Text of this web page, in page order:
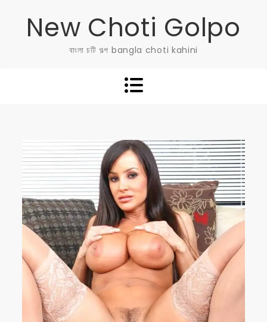
New Choti Golpo
বাংলা চটি গল্প bangla choti kahini